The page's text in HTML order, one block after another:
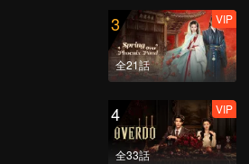
3
全21話
VIP
4
全33話
VIP